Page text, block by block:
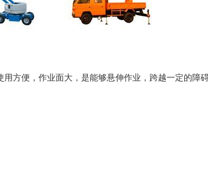
方便，作业面大，是能够悬伸作业，跨越一定的障